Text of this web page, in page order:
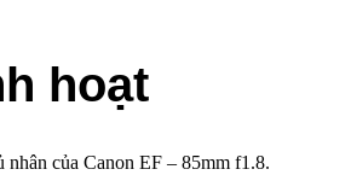
hoạt
nhân của Canon EF – 85mm f1.8.